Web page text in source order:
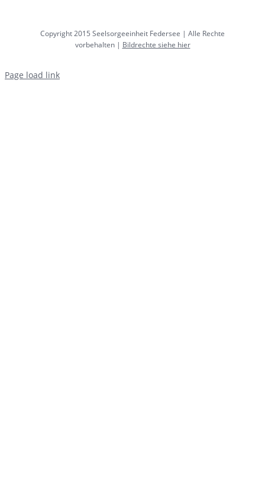
Copyright 2015 Seelsorgeeinheit Federsee | Alle Rechte
vorbehalten | Bildrechte siehe hier
Page load link